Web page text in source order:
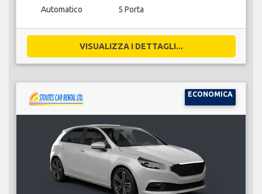
Automatico 5 Porta
VISUALIZZA I DETTAGLI...
ECONOMICA